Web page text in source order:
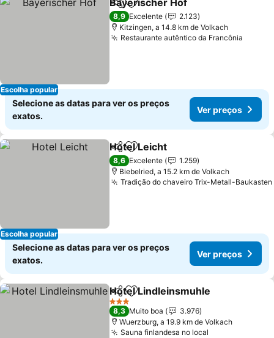
Escolha popular
PartilharAdicionar aos favoritos
Bayerischer Hof
8,9 Excelente
2.123
Kitzingen, a 14.8 km de Volkach
Restaurante autêntico da Francônia
Selecione as datas para ver os preços
exatos.
Ver preços
Escolha popular
PartilharAdicionar aos favoritos
Hotel Leicht
8,6 Excelente
1.259
Biebelried, a 15.2 km de Volkach
Tradição do chaveiro Trix-Metall-Baukasten
Selecione as datas para ver os preços
exatos.
Ver preços
PartilharAdicionar aos favoritos
Hotel Lindleinsmuhle
3 Estrelas
8,3 Muito boa
3.976
Wuerzburg, a 19.9 km de Volkach
Sauna finlandesa no local